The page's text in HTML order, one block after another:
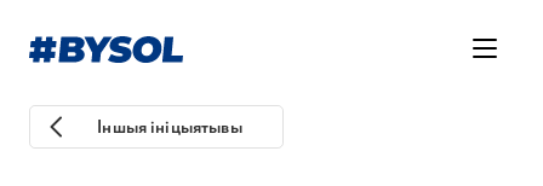
Іншыя ініцыятывы